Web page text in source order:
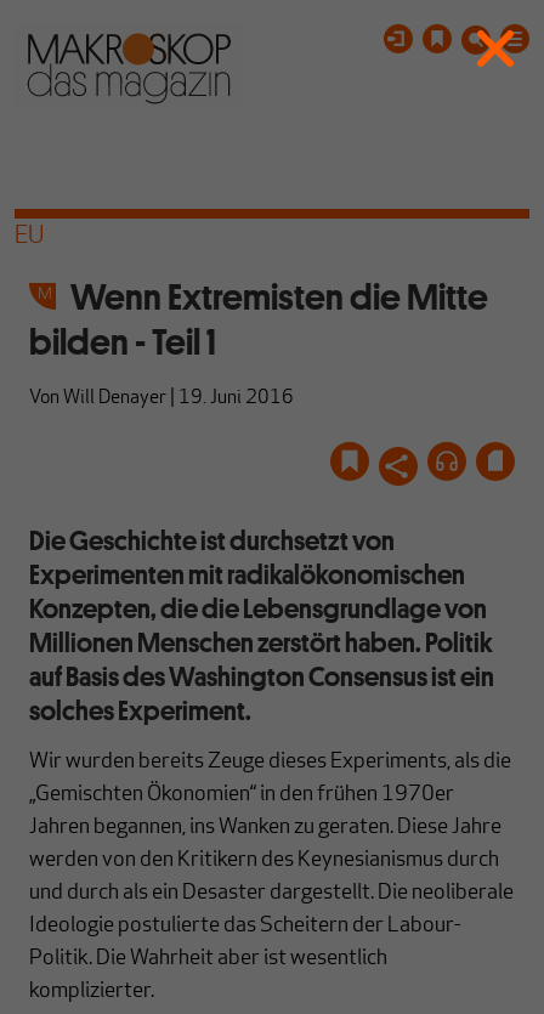
EU
Wenn Extremisten die Mitte
bilden - Teil 1
Von Will Denayer 19. Juni 2016
Die Geschichte ist durchsetzt von
Experimenten mit radikalökonomischen
Konzepten, die die Lebensgrundlage von
Millionen Menschen zerstört haben. Politik
auf Basis des Washington Consensus ist ein
solches Experiment.
Wir wurden bereits Zeuge dieses Experiments, als die
„Gemischten Ökonomien“ in den frühen 1970er
Jahren begannen, ins Wanken zu geraten. Diese Jahre
werden von den Kritikern des Keynesianismus durch
und durch als ein Desaster dargestellt. Die neoliberale
Ideologie postulierte das Scheitern der Labour-
Politik. Die Wahrheit aber ist wesentlich
komplizierter.